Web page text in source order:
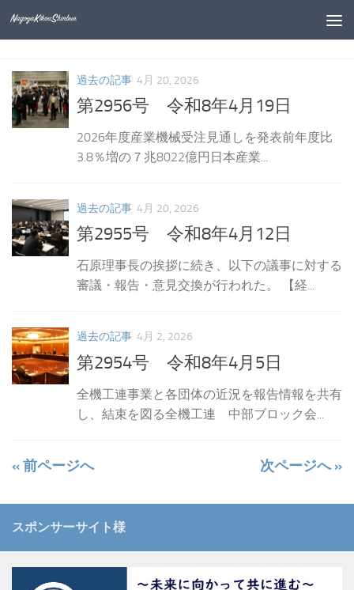
コンテンツへスキップ
過去の記事 4月 20, 2026
第2956号 令和8年4月19日
2026年度産業機械受注見通しを発表前年度比
3.8％増の７兆8022億円日本産業...
過去の記事 4月 20, 2026
第2955号 令和8年4月12日
石原理事長の挨拶に続き、以下の議事に対する
審議・報告・意見交換が行われた。 【経...
過去の記事 4月 2, 2026
第2954号 令和8年4月5日
全機工連事業と各団体の近況を報告情報を共有
し、結束を図る全機工連 中部ブロック会...
« 前ページへ 次ページへ »
スポンサーサイト様